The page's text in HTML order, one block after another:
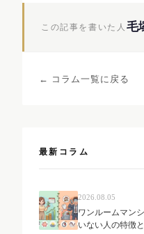
この記事を書いた人 毛
← コラム一覧に戻る
最新コラム
2026.08.05
ワンルームマン
いない人の特徴